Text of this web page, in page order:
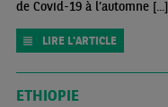
de Covid-19 à l’automne [...]
LIRE L'ARTICLE
ETHIOPIE